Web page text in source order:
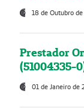
18 de Outubro
Prestador
(51004335-
01 de Janeiro de